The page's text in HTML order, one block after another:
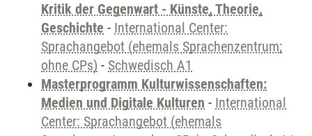
Kritik der Gegenwart - Künste, Theorie,
Geschichte - International Center:
Sprachangebot (ehemals Sprachenzentrum;
ohne CPs) - Schwedisch A1
Masterprogramm Kulturwissenschaften:
Medien und Digitale Kulturen - International
Center: Sprachangebot (ehemals